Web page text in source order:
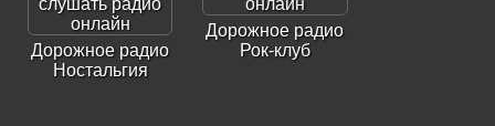
Дорожное радио
Ностальгия
Дорожное радио
Рок-клуб